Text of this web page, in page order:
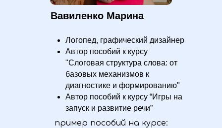
Вавиленко Марина
Логопед, графический дизайнер
Автор пособий к курсу
"Слоговая структура слова: от
базовых механизмов к
диагностике и формированию"
Автор пособий к курсу “Игры на
запуск и развитие речи”
пример пособий на курсе: